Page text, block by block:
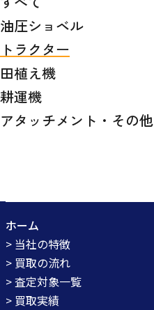
油圧ショベル
トラクター
田植え機
耕運機
アタッチメント・その他
ホーム
> 当社の特徴
> 買取の流れ
> 査定対象一覧
> 買取実績